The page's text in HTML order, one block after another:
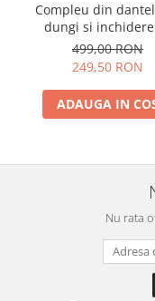
Compleu din
dungi si
fermoar
499,00 RON
249,50 RON
ADAUGA IN
Nu rata